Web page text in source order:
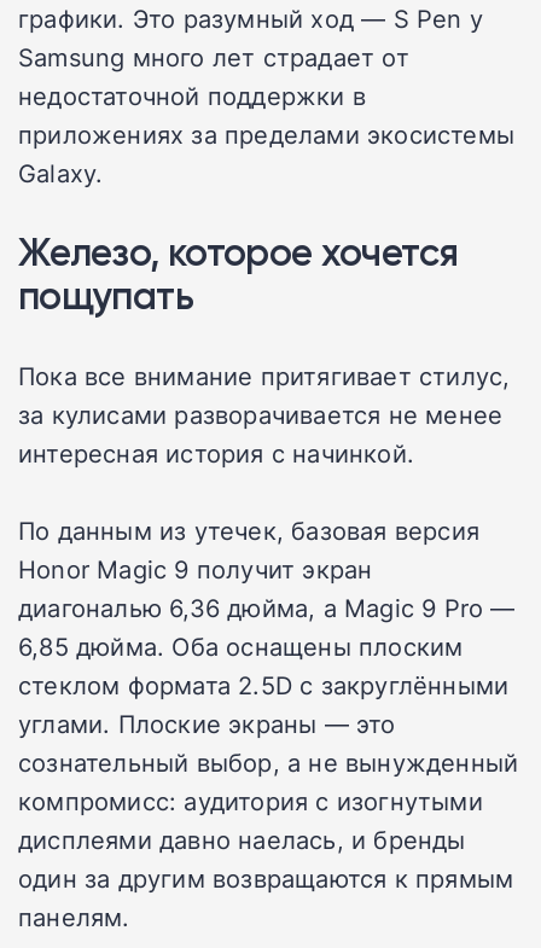
графики. Это разумный ход — S Pen у
Samsung много лет страдает от
недостаточной поддержки в
приложениях за пределами экосистемы
Galaxy.
Железо, которое хочется
пощупать
Пока все внимание притягивает стилус,
за кулисами разворачивается не менее
интересная история с начинкой.
По данным из утечек, базовая версия
Honor Magic 9 получит экран
диагональю 6,36 дюйма, а Magic 9 Pro —
6,85 дюйма. Оба оснащены плоским
стеклом формата 2.5D с закруглёнными
углами. Плоские экраны — это
сознательный выбор, а не вынужденный
компромисс: аудитория с изогнутыми
дисплеями давно наелась, и бренды
один за другим возвращаются к прямым
панелям.